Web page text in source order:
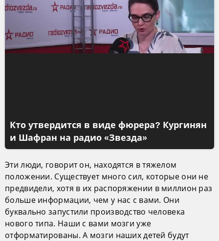
Кто утвердится в виде фюрера? Кургинян
и Шафран на радио «Звезда»
Эти люди, говорит он, находятся в тяжелом
положении. Существует много сил, которые они не
предвидели, хотя в их распоряжении в миллион раз
больше информации, чем у нас с вами. Они
буквально запустили производство человека
нового типа. Наши с вами мозги уже
отформатированы. А мозги наших детей будут